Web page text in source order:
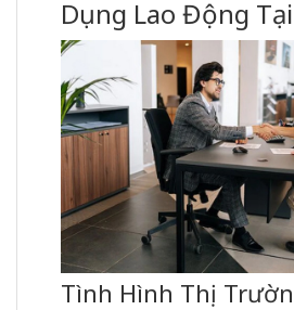
Dụng Lao Động
Tình Hình Thị